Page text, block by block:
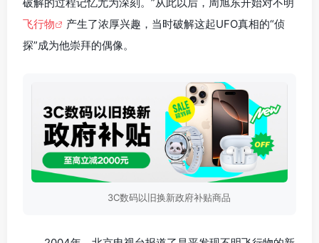
飞行物
产生了浓厚兴趣，当时破解这起UFO真相的“侦
探”成为他崇拜的偶像。
3C数码以旧换新政府补贴商品